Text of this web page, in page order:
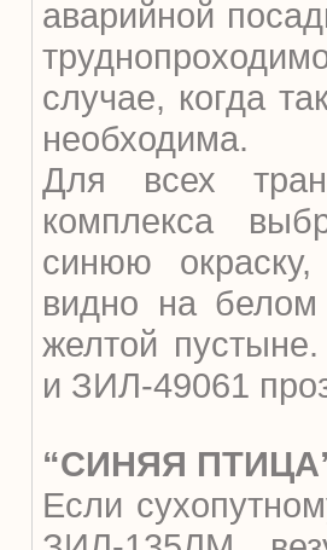
аварийной
случае, когда
необходима.
Для всех
комплекса
синюю
видно на белом
желтой
и ЗИЛ-49061
“СИНЯЯ
Если